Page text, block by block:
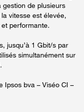
de plusieurs
vitesse est élevée,
performante.
jusqu’à 1 Gbit/s par
simultanément sur
Ipsos bva – Viséo CI –